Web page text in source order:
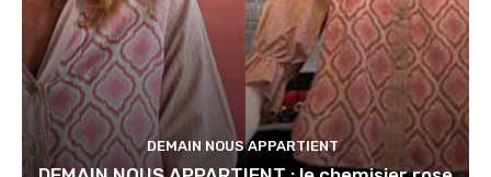
DEMAIN NOUS APPARTIENT